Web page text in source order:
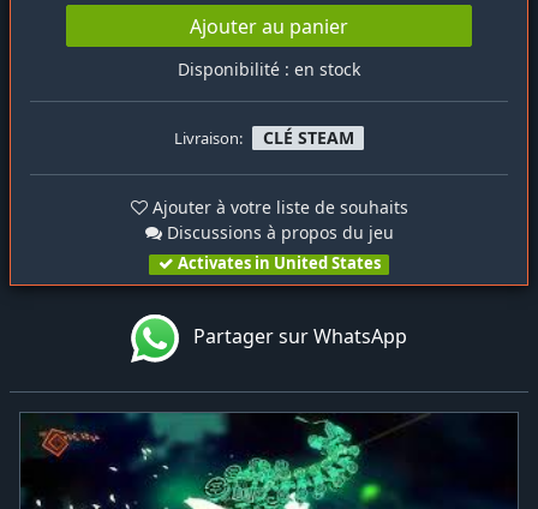
Ajouter au panier
Disponibilité : en stock
Livraison: CLÉ STEAM
Ajouter à votre liste de souhaits
Discussions à propos du jeu
Activates in United States
Partager sur WhatsApp